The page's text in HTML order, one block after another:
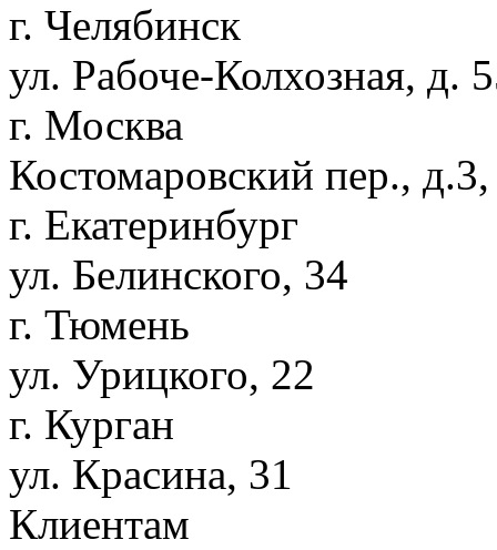
г. Челябинск
ул. Рабоче-Колхозная, д.
г. Москва
Костомаровский пер.,
г. Екатеринбург
ул. Белинского, 34
г. Тюмень
ул. Урицкого, 22
г. Курган
ул. Красина, 31
Клиентам